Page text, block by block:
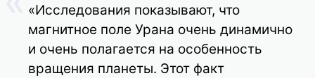
«Исследования показывают, что
магнитное поле Урана очень динамично
и очень полагается на особенность
вращения планеты. Этот факт